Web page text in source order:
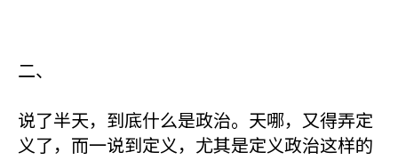
二、
说了半天，到底什么是政治。天哪，又得弄定
义了，而一说到定义，尤其是定义政治这样的